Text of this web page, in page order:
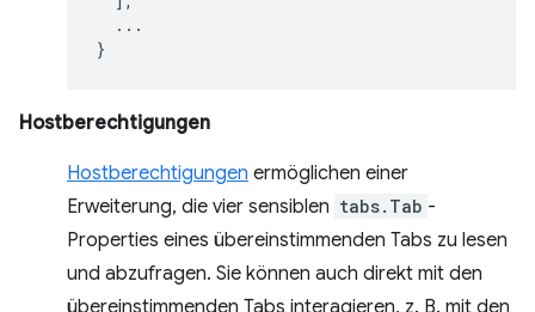
...
}
Hostberechtigungen
Hostberechtigungen ermöglichen einer
Erweiterung, die vier sensiblen tabs.Tab -
Properties eines übereinstimmenden Tabs zu lesen
und abzufragen. Sie können auch direkt mit den
übereinstimmenden Tabs interagieren, z. B. mit den